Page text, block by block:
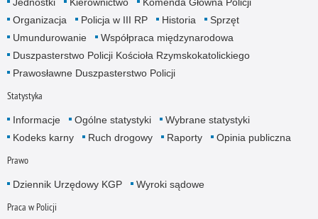
Organizacja
Policja w III RP Historia
Sprzęt
Umundurowanie
Współpraca międzynarodowa
Duszpasterstwo Policji Kościoła Rzymskokatolickiego
Prawosławne Duszpasterstwo Policji
Statystyka
Informacje Ogólne statystyki
Wybrane statystyki
Kodeks karny
Ruch drogowy Raporty Opinia publiczna
Prawo
Dziennik Urzędowy KGP Wyroki sądowe
Praca w Policji